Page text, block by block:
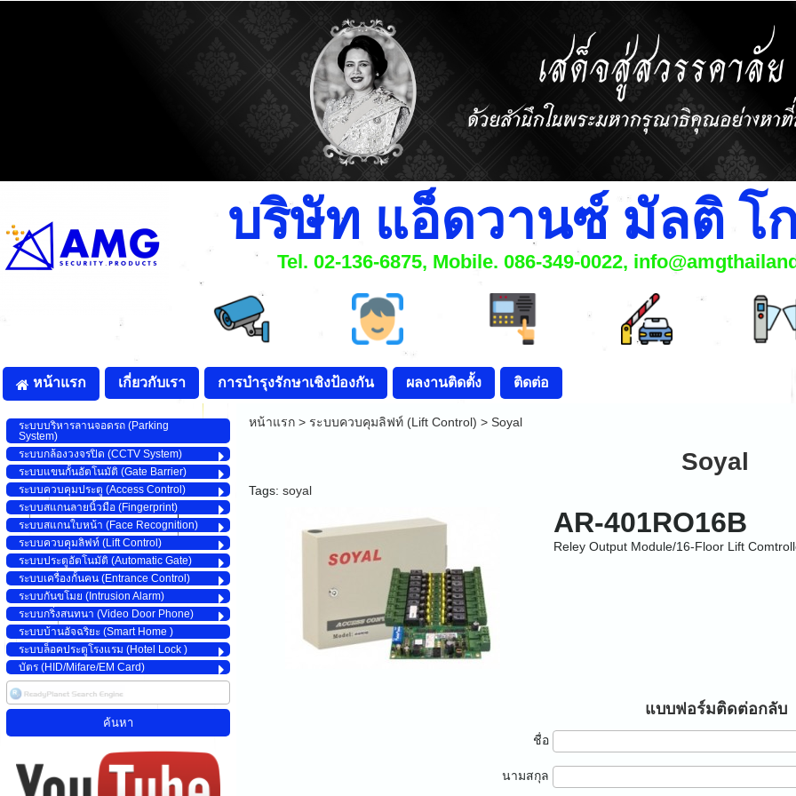
บริษัท แอ็ดวานซ์ มัลติ โ
Tel. 02-136-6875, Mobile. 086-349-0022,
หน้าแรก เกี่ยวกับเรา การบำรุงรักษาเชิงป้องกัน ผลงานติดตั้ง ติดต่อ
ระบบบริหารลานจอดรถ (Parking
System)
ระบบกล้องวงจรปิด (CCTV System)
ระบบแขนกั้นอัตโนมัติ (Gate Barrier)
ระบบควบคุมประตู (Access Control)
ระบบสแกนลายนิ้วมือ (Fingerprint)
ระบบสแกนใบหน้า (Face Recognition)
ระบบควบคุมลิฟท์ (Lift Control)
ระบบประตูอัตโนมัติ (Automatic Gate)
ระบบเครื่องกั้นคน (Entrance Control)
ระบบกันขโมย (Intrusion Alarm)
ระบบกริ่งสนทนา (Video Door Phone)
ระบบบ้านอัจฉริยะ (Smart Home )
ระบบล็อคประตูโรงแรม (Hotel Lock )
บัตร (HID/Mifare/EM Card)
หน้าแรก> ระบบควบคุมลิฟท์ (Lift Control) > Soyal
Soyal
Tags:soyal
AR-401RO16B
Reley Output Module/16-Floor Lift
แบบฟอร์มติดต่อกลับ
ชื่อ
นามสกุล